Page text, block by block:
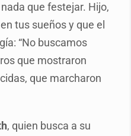
forzadas
que festejar. Hijo,
tus sueños y que el
“No buscamos
que mostraron
que marcharon
, quien busca a su